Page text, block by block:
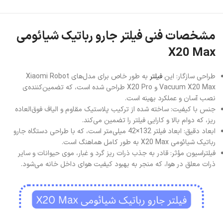
مشخصات فنی فیلتر جارو رباتیک شیائومی
X20 Max
طراحی سازگار: این فیلتر
به طور خاص برای مدل‌های Xiaomi Robot
Vacuum X20 Max و X20 Pro طراحی شده است، که تضمین‌کننده‌ی
نصب آسان و عملکرد بهینه است.
جنس با کیفیت: ساخته شده از ترکیب پلاستیک مقاوم و الیاف فوق‌العاده
ریز، که دوام بالا و کارایی فیلتر را تضمین می‌کند.
ابعاد دقیق: ابعاد فیلتر 132×42 میلی‌متر است، که با طراحی دستگاه جارو
رباتیک شیائومی X20 Max به طور کامل هماهنگ است.
فیلتراسیون مؤثر: قادر به جذب ذرات ریز گرد و غبار، موی حیوانات و سایر
ذرات معلق در هوا، که منجر به بهبود کیفیت هوای داخل خانه می‌شود.